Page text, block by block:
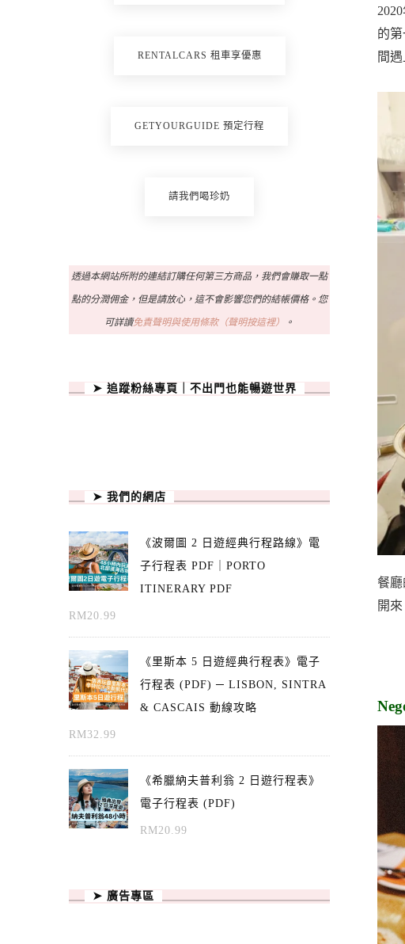
的
間
餐
開
RENTALCARS 租車享優惠
GETYOURGUIDE 預定行程
請我們喝珍奶
透過本網站所附的連結訂購任何第三方商品，我們會賺取一點
點的分潤佣金，但是請放心，這不會影響您們的結帳價格。您
可詳讀免責聲明與使用條款（聲明按這裡） 。
➤ 追蹤粉絲專頁｜不出門也能暢遊世界
➤ 我們的網店
《波爾圖 2 日遊經典行程路線》電
子行程表 PDF｜PORTO
ITINERARY PDF
RM20.99
《里斯本 5 日遊經典行程表》電子
行程表 (PDF) ─ LISBON, SINTRA
& CASCAIS 動線攻略
RM32.99
《希臘納夫普利翁 2 日遊行程表》
電子行程表 (PDF)
RM20.99
➤ 廣告專區